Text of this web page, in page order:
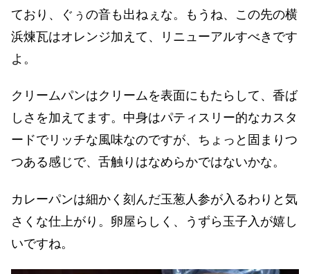
ており、ぐぅの音も出ねぇな。もうね、この先の横
浜煉瓦はオレンジ加えて、リニューアルすべきです
よ。
クリームパンはクリームを表面にもたらして、香ば
しさを加えてます。中身はパティスリー的なカスタ
ードでリッチな風味なのですが、ちょっと固まりつ
つある感じで、舌触りはなめらかではないかな。
カレーパンは細かく刻んだ玉葱人参が入るわりと気
さくな仕上がり。卵屋らしく、うずら玉子入が嬉し
いですね。